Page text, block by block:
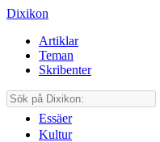
Dixikon
Artiklar
Teman
Skribenter
Essäer
Kultur